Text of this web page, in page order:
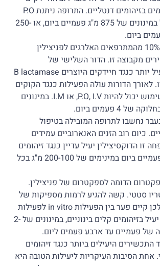
האנארוביים הקיימים בזיהומים דנטליים. התרופה ניתנת P.O
ואפשרית לטיפול במינונים של 875 מ"ג פעמיים ביום, או 250-
צפלוספורינים – 10% מהמתרפאים האלרגים לפניצילין
מקבוצה זו. הדור השלישי של
הצפלוספרינים יעיל יותר כנגד חיידקים היוצרים B lactamase
לאורך הדורות עולה הפעילות כנגד הקוקים
הגרם חיוביים. השימוש יכול להיות P.O, I.V, או I.M. במינונים
נחשבו לתרופה המובילה בטיפול
כיום רוב הזנים האנארוביים עמידים
זו הדוקסיצילין יעיל עדיין כנגד זיהומים
אנארוביים. ניתן פעמיים ביום במינימים של 200-100 מ"ג בכל
הדומה לספקטרום של פניצילין.
סטטי. קשה להגיע לרמות מספיקות של
התרופה בסרום, ולכן קיים פער בין הפעילות in vitro לפעילות
in vivo. התכשיר יעיל בזיהומים קלים בינוניים, במינונים של 2-
התכשירים היעילים ביותר כנגד זיהומים
אחת הסיבות העיקריות ליעילות הטובה היא